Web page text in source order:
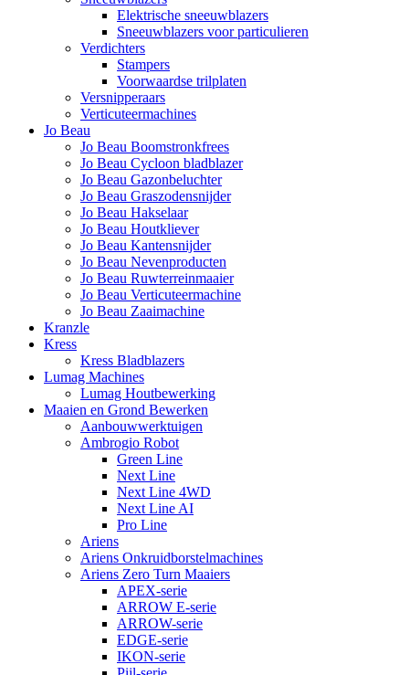
Elektrische sneeuwblazers
Sneeuwblazers voor particulieren
Verdichters
Stampers
Voorwaardse trilplaten
Versnipperaars
Verticuteermachines
Jo Beau
Jo Beau Boomstronkfrees
Jo Beau Cycloon bladblazer
Jo Beau Gazonbeluchter
Jo Beau Graszodensnijder
Jo Beau Hakselaar
Jo Beau Houtkliever
Jo Beau Kantensnijder
Jo Beau Nevenproducten
Jo Beau Ruwterreinmaaier
Jo Beau Verticuteermachine
Jo Beau Zaaimachine
Kranzle
Kress
Kress Bladblazers
Lumag Machines
Lumag Houtbewerking
Maaien en Grond Bewerken
Aanbouwwerktuigen
Ambrogio Robot
Green Line
Next Line
Next Line 4WD
Next Line AI
Pro Line
Ariens
Ariens Onkruidborstelmachines
Ariens Zero Turn Maaiers
APEX-serie
ARROW E-serie
ARROW-serie
EDGE-serie
IKON-serie